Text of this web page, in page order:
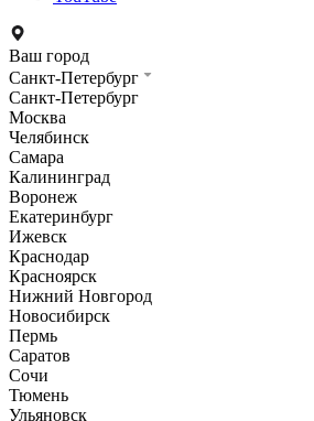
Ваш город
Санкт-Петербург
Санкт-Петербург
Москва
Челябинск
Самара
Калининград
Воронеж
Екатеринбург
Ижевск
Краснодар
Красноярск
Нижний Новгород
Новосибирск
Пермь
Саратов
Сочи
Тюмень
Ульяновск